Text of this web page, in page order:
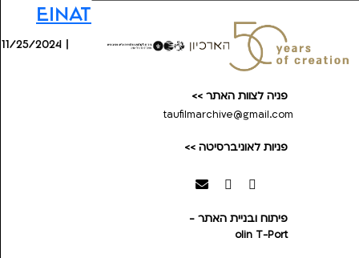
Einat
11/25/2024 |
פיתוח ובניית האתר -
T-Port
olin
פניות לאוניברסיטה >>
פניה לצוות האתר >>
taufilmarchive@gmail.com